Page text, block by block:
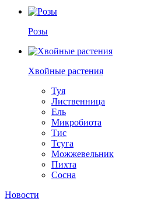
Розы
Хвойные растения
Туя
Лиственница
Ель
Микробиота
Тис
Тсуга
Можжевельник
Пихта
Сосна
Новости